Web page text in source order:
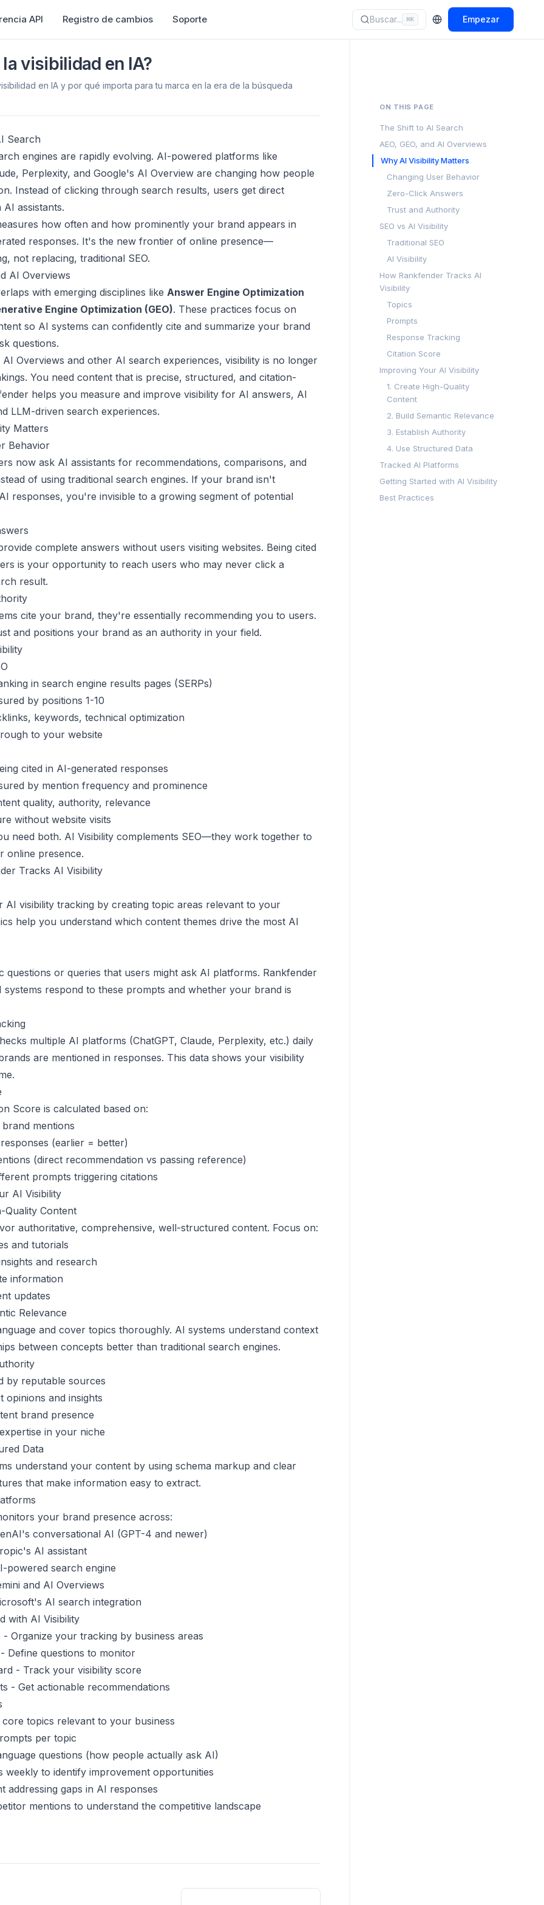
API Registro de cambios Soporte Buscar... ⌘K Empezar
la visibilidad en IA?
en IA y por qué importa para tu marca en la era de la búsqueda
Search
engines are rapidly evolving. AI-powered platforms like
Perplexity, and Google's AI Overview are changing how people
Instead of clicking through search results, users get direct
assistants.
how often and how prominently your brand appears in
responses. It's the new frontier of online presence—
not replacing, traditional SEO.
AI Overviews
with emerging disciplines like Answer Engine Optimization
Engine Optimization (GEO). These practices focus on
so AI systems can confidently cite and summarize your brand
questions.
AI Overviews and other AI search experiences, visibility is no longer
You need content that is precise, structured, and citation-
helps you measure and improve visibility for AI answers, AI
LLM-driven search experiences.
Matters
Behavior
now ask AI assistants for recommendations, comparisons, and
of using traditional search engines. If your brand isn't
responses, you're invisible to a growing segment of potential
complete answers without users visiting websites. Being cited
is your opportunity to reach users who may never click a
result.
cite your brand, they're essentially recommending you to users.
and positions your brand as an authority in your field.
in search engine results pages (SERPs)
by positions 1-10
keywords, technical optimization
to your website
cited in AI-generated responses
by mention frequency and prominence
quality, authority, relevance
without website visits
need both. AI Visibility complements SEO—they work together to
online presence.
Tracks AI Visibility
AI visibility tracking by creating topic areas relevant to your
help you understand which content themes drive the most AI
questions or queries that users might ask AI platforms. Rankfender
respond to these prompts and whether your brand is
multiple AI platforms (ChatGPT, Claude, Perplexity, etc.) daily
are mentioned in responses. This data shows your visibility
Score is calculated based on:
mentions
(earlier = better)
(direct recommendation vs passing reference)
prompts triggering citations
AI Visibility
Quality Content
authoritative, comprehensive, well-structured content. Focus on:
and tutorials
and research
information
updates
Relevance
and cover topics thoroughly. AI systems understand context
between concepts better than traditional search engines.
by reputable sources
opinions and insights
brand presence
in your niche
Data
understand your content by using schema markup and clear
that make information easy to extract.
your brand presence across:
conversational AI (GPT-4 and newer)
AI assistant
powered search engine
and AI Overviews
AI search integration
with AI Visibility
- Organize your tracking by business areas
- Define questions to monitor
- Track your visibility score
- Get actionable recommendations
topics relevant to your business
per topic
questions (how people actually ask AI)
weekly to identify improvement opportunities
addressing gaps in AI responses
mentions to understand the competitive landscape
ON THIS PAGE
The Shift to AI Search
AEO, GEO, and AI Overviews
Why AI Visibility Matters
Changing User Behavior
Zero-Click Answers
Trust and Authority
SEO vs AI Visibility
Traditional SEO
AI Visibility
How Rankfender Tracks AI
Visibility
Topics
Prompts
Response Tracking
Citation Score
Improving Your AI Visibility
1. Create High-Quality
Content
2. Build Semantic Relevance
3. Establish Authority
4. Use Structured Data
Tracked AI Platforms
Getting Started with AI Visibility
Best Practices